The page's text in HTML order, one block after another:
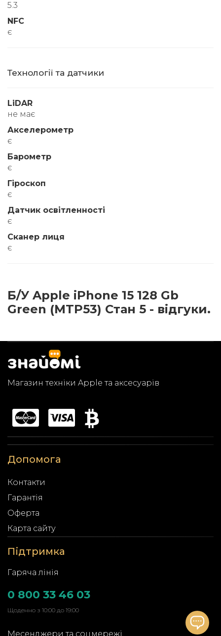
5.3
NFC
є
Технології та датчики
LiDAR
не має
Акселерометр
є
Барометр
є
Гіроскоп
є
Датчик освітленності
є
Сканер лиця
є
Б/У Apple iPhone 15 128 Gb
Green (MTP53) Стан 5 - відгуки.
Магазин техніки Apple та аксесуарів
Допомога
Контакти
Гарантія
Оферта
Карта сайту
Підтримка
Гаряча лінія
0 800 33 46 03
Щоденно з 10:00 до 19:00
Месенджери та соцмережі